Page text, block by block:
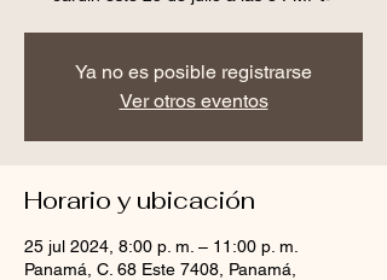
Ya no es posible registrarse
Ver otros eventos
Horario y ubicación
25 jul 2024, 8:00 p. m. – 11:00 p. m.
Panamá, C. 68 Este 7408, Panamá,